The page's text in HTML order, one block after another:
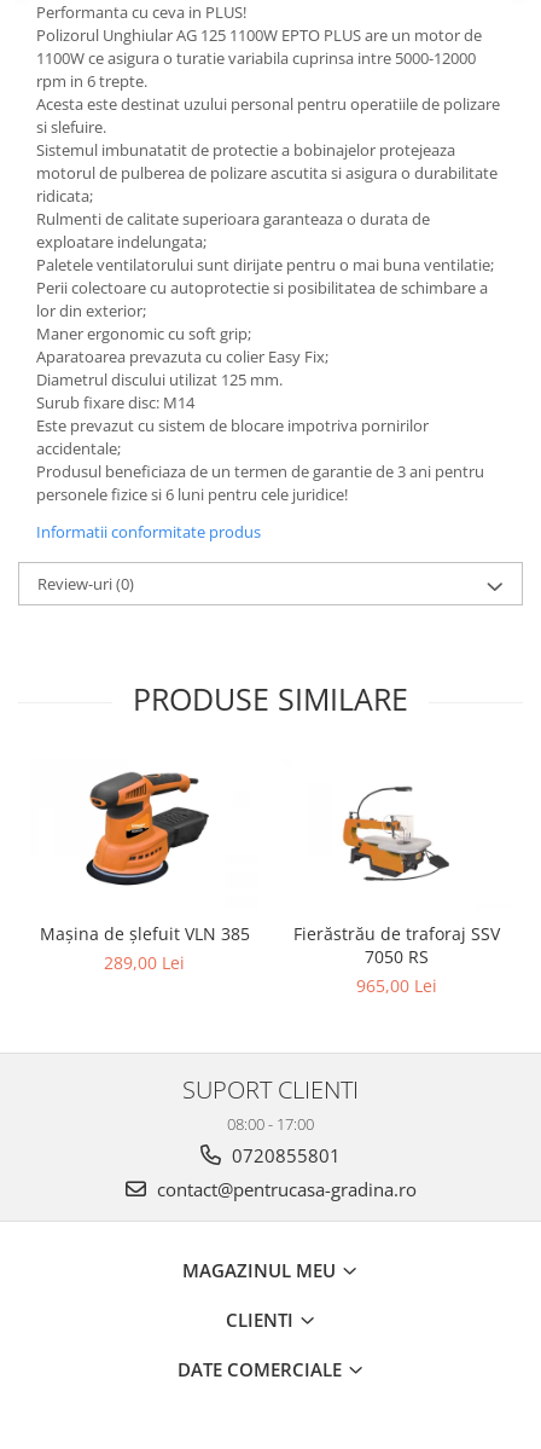
Performanta cu ceva in PLUS!
Polizorul Unghiular AG 125 1100W EPTO PLUS are un motor de
1100W ce asigura o turatie variabila cuprinsa intre 5000-12000
rpm in 6 trepte.
Acesta este destinat uzului personal pentru operatiile de polizare
si slefuire.
Sistemul imbunatatit de protectie a bobinajelor protejeaza
motorul de pulberea de polizare ascutita si asigura o durabilitate
ridicata;
Rulmenti de calitate superioara garanteaza o durata de
exploatare indelungata;
Paletele ventilatorului sunt dirijate pentru o mai buna ventilatie;
Perii colectoare cu autoprotectie si posibilitatea de schimbare a
lor din exterior;
Maner ergonomic cu soft grip;
Aparatoarea prevazuta cu colier Easy Fix;
Diametrul discului utilizat 125 mm.
Surub fixare disc: M14
Este prevazut cu sistem de blocare impotriva pornirilor
accidentale;
Produsul beneficiaza de un termen de garantie de 3 ani pentru
personele fizice si 6 luni pentru cele juridice!
Informatii conformitate produs
Review-uri(0)
PRODUSE SIMILARE
Mașina de șlefuit VLN 385
289,00 Lei
Fierăstrău de traforaj SSV
7050 RS
965,00 Lei
SUPORT CLIENTI
08:00 - 17:00
0720855801
contact@pentrucasa-gradina.ro
MAGAZINUL MEU
CLIENTI
DATE COMERCIALE